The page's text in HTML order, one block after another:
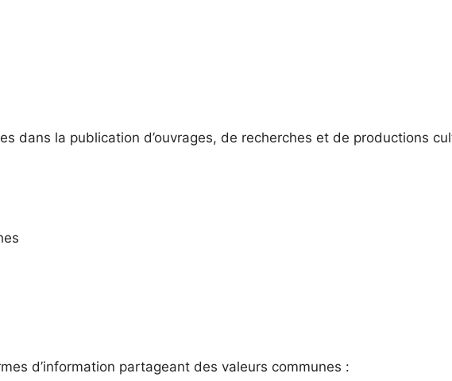
dans la publication d’ouvrages, de recherches et de productions
d’information partageant des valeurs communes :